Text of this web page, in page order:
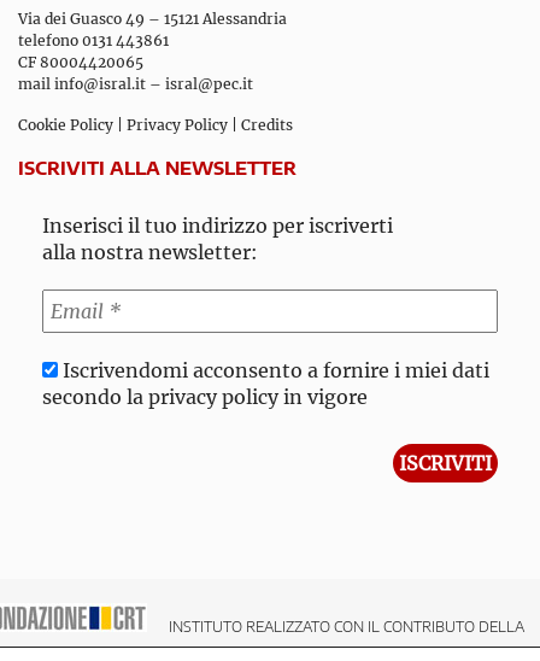
Via dei Guasco 49 – 15121 Alessandria
telefono 0131 443861
CF 80004420065
mail info@isral.it – isral@pec.it
Cookie Policy Privacy Policy Credits
ISCRIVITI ALLA NEWSLETTER
Inserisci il tuo indirizzo per iscriverti
alla nostra newsletter:
Iscrivendomi acconsento a fornire i miei dati
secondo la privacy policy in vigore
INSTITUTO REALIZZATO CON IL CONTRIBUTO DELLA